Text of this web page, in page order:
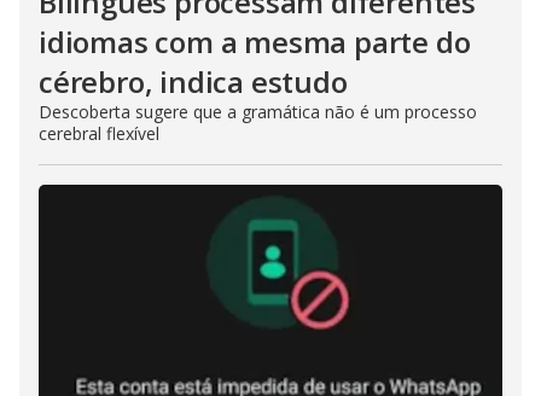
idiomas com a mesma parte do
cérebro, indica estudo
Descoberta sugere que a gramática não é um processo
cerebral flexível